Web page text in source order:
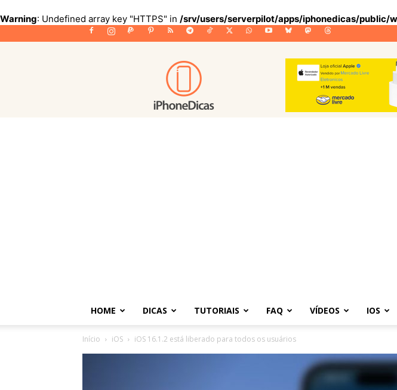
Warning: Undefined array key "HTTPS" in /srv/users/serverpilot/apps/iphonedicas/public/
iPhoneDicas
HOME DICAS TUTORIAIS FAQ VÍDEOS IOS
Início iOS iOS 16.1.2 está liberado para todos os usuários